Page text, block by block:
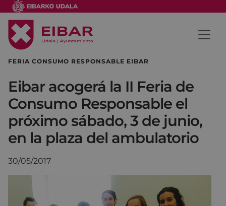
FERIA CONSUMO RESPONSABLE EIBAR
Eibar acogerá la II Feria de
Consumo Responsable el
próximo sábado, 3 de junio,
en la plaza del ambulatorio
30/05/2017